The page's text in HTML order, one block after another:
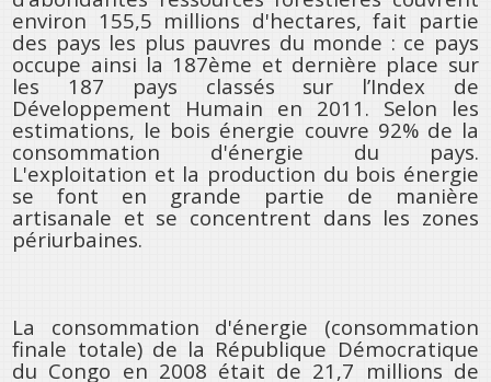
environ 155,5 millions d'hectares, fait partie
des pays les plus pauvres du monde : ce pays
occupe ainsi la 187ème et dernière place sur
les 187 pays classés sur l’Index de
Développement Humain en 2011. Selon les
estimations, le bois énergie couvre 92% de la
consommation d'énergie du pays.
L'exploitation et la production du bois énergie
se font en grande partie de manière
artisanale et se concentrent dans les zones
périurbaines.
La consommation d'énergie (consommation
finale totale) de la République Démocratique
du Congo en 2008 était de 21,7 millions de